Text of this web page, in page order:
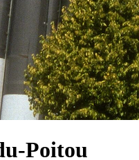
Poitou